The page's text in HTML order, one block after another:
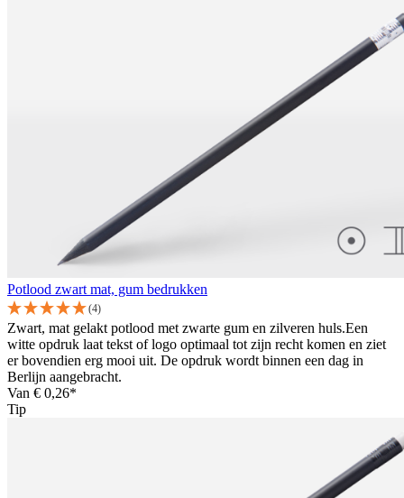
Potlood zwart mat, gum bedrukken
(4)
Zwart, mat gelakt potlood met zwarte gum en zilveren huls.Een
witte opdruk laat tekst of logo optimaal tot zijn recht komen en ziet
er bovendien erg mooi uit. De opdruk wordt binnen een dag in
Berlijn aangebracht.
Van € 0,26*
Tip